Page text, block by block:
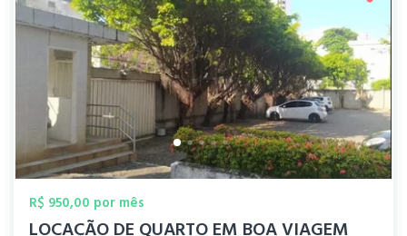
R$ 950,00 por mês
LOCAÇÃO DE QUARTO EM BOA VIAGEM